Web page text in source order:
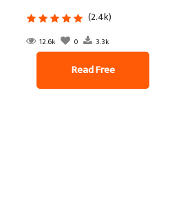
(2.4k)
12.6k 0 3.3k
Read Free